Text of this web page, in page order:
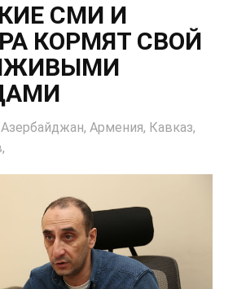
СМИ И
КОРМЯТ СВОЙ
Азербайджан, Армения, Кавказ,